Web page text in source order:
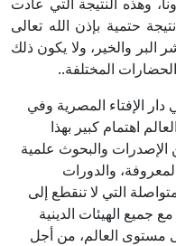
حتمية بإذن الله تعالى
والخير، ولا يكون ذلك
والحضارات المختلفة..
الإفتاء المصرية وفي
اهتمام كبير بهذا
الإصدرات والبحوث علمية
والدورات
التي لا تنقطع إلى
الهيئات الدينية
مستوى العالم، من أجل